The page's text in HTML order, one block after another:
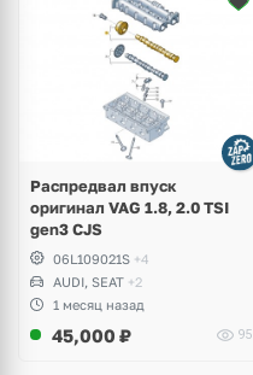
Распредвал впуск
оригинал VAG 1.8, 2.0 TSI
gen3 CJS
06L109021S +4
AUDI, SEAT +2
1 месяц назад
45,000 ₽ 95